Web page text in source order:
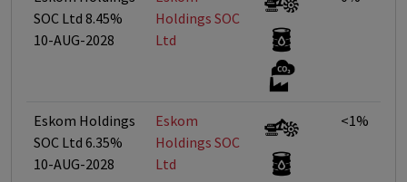
SOC Ltd 8.45%
10-AUG-2028
Holdings SOC
Ltd
Eskom Holdings
SOC Ltd 6.35%
10-AUG-2028
Eskom
Holdings SOC
Ltd
<1%